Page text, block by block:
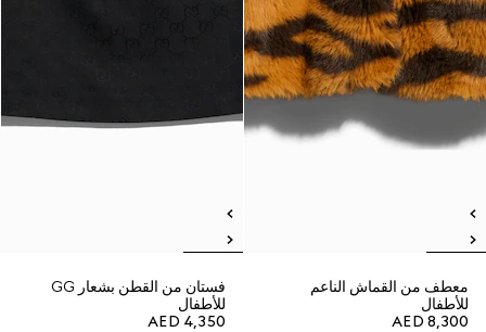
معطف من القماش الناعم
للأطفال
AED 8,300
فستان من القطن بشعار GG
للأطفال
AED 4,350